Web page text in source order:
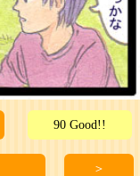
90 Good!!
＞